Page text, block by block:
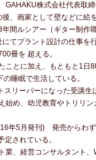
株式会社代表取締
、画家として壁などに絵
間ルシアー（ギター制作
てプラント設計の仕事を
冊を 超える。
とに加え、もともと1日
睡眠で生活している。
リーパーになった受講生
始め、幼児教育やトリリ
年5月発刊) 発売からわ
されている。
、経営コンサルタント、